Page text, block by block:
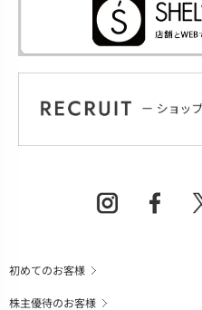
初めてのお客様
株主優待のお客様